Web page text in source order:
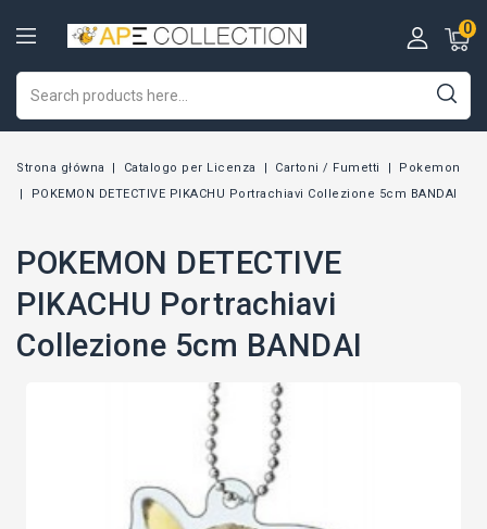
0
Strona główna Catalogo per Licenza Cartoni / Fumetti
Pokemon
POKEMON DETECTIVE PIKACHU Portrachiavi Collezione 5cm BANDAI
POKEMON DETECTIVE
PIKACHU Portrachiavi
Collezione 5cm BANDAI